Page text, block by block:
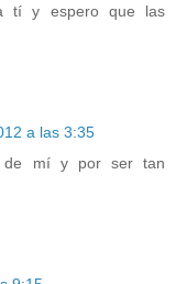
tí y espero que las
a las 3:35
de mí y por ser tan